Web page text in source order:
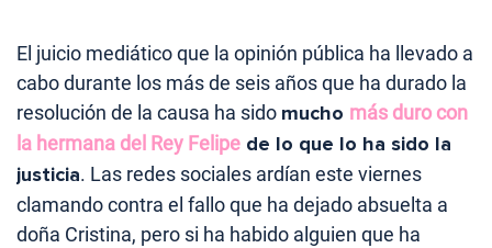
El juicio mediático que la opinión pública ha llevado a
cabo durante los más de seis años que ha durado la
resolución de la causa ha sido mucho más duro con
la hermana del Rey Felipe de lo que lo ha sido la
justicia. Las redes sociales ardían este viernes
clamando contra el fallo que ha dejado absuelta a
doña Cristina, pero si ha habido alguien que ha